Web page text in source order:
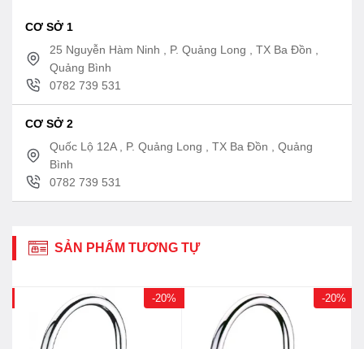
CƠ SỞ 1
25 Nguyễn Hàm Ninh , P. Quảng Long , TX Ba Đồn ,
Quảng Bình
0782 739 531
CƠ SỞ 2
Quốc Lộ 12A , P. Quảng Long , TX Ba Đồn , Quảng
Bình
0782 739 531
SẢN PHẨM TƯƠNG TỰ
-20% -20%